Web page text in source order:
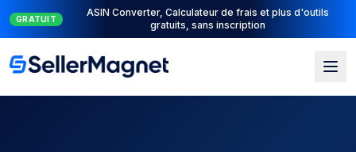
NOUVEAU
Suite PPC complète : PPC Manager pour le contrôle + AI
Engine pour l'automatisation